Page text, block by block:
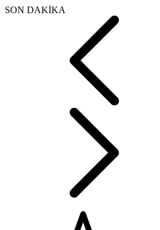
SON DAKİKA